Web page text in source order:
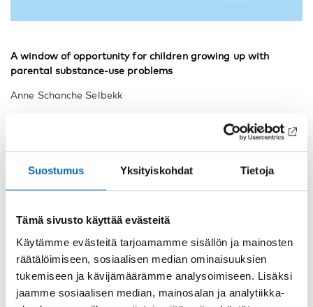
Suostumus Yksityiskohdat Tietoja
Tämä sivusto käyttää evästeitä
Käytämme evästeitä tarjoamamme sisällön ja mainosten
räätälöimiseen, sosiaalisen median ominaisuuksien
tukemiseen ja kävijämäärämme analysoimiseen. Lisäksi
jaamme sosiaalisen median, mainosalan ja analytiikka-
A window of opportunity for children growing up with
parental substance-use problems
Anne Schanche Selbekk
An upbringing with substance-abusing parents: Experiences
users’ transition into a non-using life
Inger Eide Robertson, Sverre Martin Nesvåg
Polluting pharmaceutical atmospheres: Compulsion,